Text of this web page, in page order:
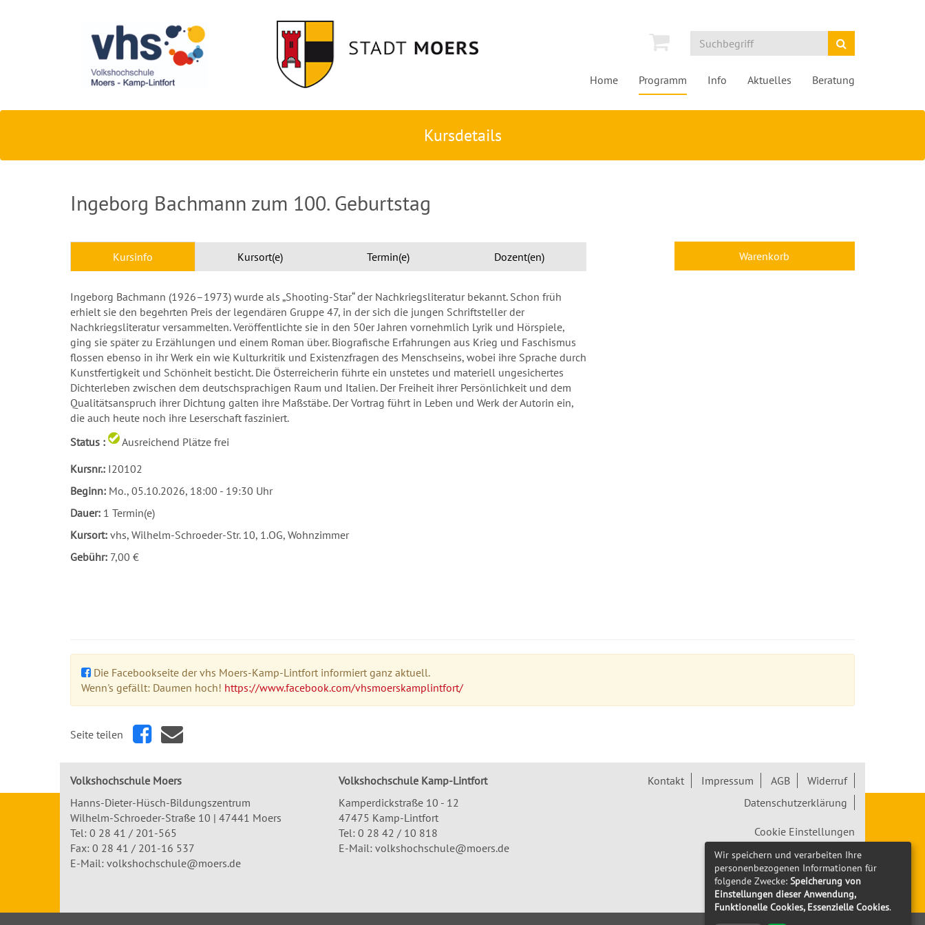
Home Programm Info Aktuelles Beratung
Kursdetails
Ingeborg Bachmann zum 100. Geburtstag
Kursinfo Kursort(e) Termin(e) Dozent(en)
Ingeborg Bachmann (1926–1973) wurde als „Shooting-Star“ der Nachkriegsliteratur bekannt. Schon früh
erhielt sie den begehrten Preis der legendären Gruppe 47, in der sich die jungen Schriftsteller der
Nachkriegsliteratur versammelten. Veröffentlichte sie in den 50er Jahren vornehmlich Lyrik und Hörspiele,
ging sie später zu Erzählungen und einem Roman über. Biografische Erfahrungen aus Krieg und Faschismus
flossen ebenso in ihr Werk ein wie Kulturkritik und Existenzfragen des Menschseins, wobei ihre Sprache durch
Kunstfertigkeit und Schönheit besticht. Die Österreicherin führte ein unstetes und materiell ungesichertes
Dichterleben zwischen dem deutschsprachigen Raum und Italien. Der Freiheit ihrer Persönlichkeit und dem
Qualitätsanspruch ihrer Dichtung galten ihre Maßstäbe. Der Vortrag führt in Leben und Werk der Autorin ein,
die auch heute noch ihre Leserschaft fasziniert.
Status :
Ausreichend Plätze frei
Kursnr.: I20102
Beginn: Mo., 05.10.2026, 18:00 - 19:30 Uhr
Dauer: 1 Termin(e)
Kursort: vhs, Wilhelm-Schroeder-Str. 10, 1.OG, Wohnzimmer
Gebühr: 7,00 €
Warenkorb
Die Facebookseite der vhs Moers-Kamp-Lintfort informiert ganz aktuell.
Wenn's gefällt: Daumen hoch! https://www.facebook.com/vhsmoerskamplintfort/
Seite teilen
Volkshochschule Moers
Hanns-Dieter-Hüsch-Bildungszentrum
Wilhelm-Schroeder-Straße 10 | 47441 Moers
Tel: 0 28 41 / 201-565
Fax: 0 28 41 / 201-16 537
E-Mail: volkshochschule@moers.de
Volkshochschule Kamp-Lintfort
Kamperdickstraße 10 - 12
47475 Kamp-Lintfort
Tel: 0 28 42 / 10 818
E-Mail: volkshochschule@moers.de
Kontakt Impressum AGB
Widerruf
Datenschutzerklärung
Cookie Einstellungen
Widerrufsformular
Wir speichern und verarbeiten Ihre
personenbezogenen Informationen für
folgende Zwecke: Speicherung von
Einstellungen dieser Anwendung,
Funktionelle Cookies, Essenzielle Cookies.